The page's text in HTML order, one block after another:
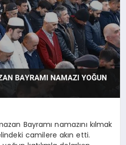
Bayramı namazını kılmak
camilere akın etti.